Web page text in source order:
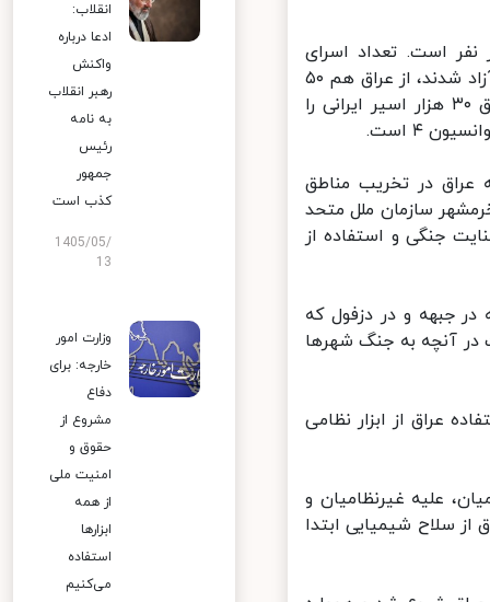
کرد: تعداد اسرای ثبت نام شده ایران ۱۹ هزار نفر است. تعداد اسرای
ثبت‌نام شده عراق در ایران نزدیک ۵۰ هزار نفر است. اما روزی که همه اسرا آزاد شدند، از عراق هم ۵۰
هزار نفر آزاد شدند البته بعد از مدت‌ها و دعواهای طولانی یعنی رژیم عراق ۳۰ هزار اسیر ایرانی را
۴ است.
در تخریب مناطق
سازمان ملل متحد
جنگی و استفاده از
جبهه و در دزفول که
یافت در آنچه به جنگ شهرها
عراق از ابزار نظامی
علیه غیرنظامیان و
عراق از سلاح شیمیایی ابتدا
انقلاب:
ادعا درباره
واکنش
رهبر انقلاب
به نامه
رئیس
جمهور
کذب است
1405/05/
13
وزارت امور
خارجه: برای
دفاع
مشروع از
حقوق و
امنیت ملی
از همه
ابزارها
استفاده
می‌کنیم